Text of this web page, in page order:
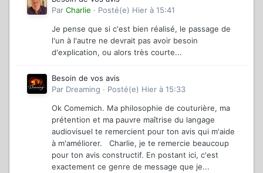
Par Charlie · Posté(e) Hier à 15:41
Je pense que si c'est bien réalisé, le passage de
l'un à l'autre ne devrait pas avoir besoin
d'explication, ou alors très courte...
Besoin de vos avis
Par Dreaming · Posté(e) Hier à 15:33
Ok Comemich. Ma philosophie de couturière, ma
prétention et ma pauvre maîtrise du langage
audiovisuel te remercient pour ton avis qui m'aide
à m'améliorer. Charlie, je te remercie beaucoup
pour ton avis constructif. En postant ici, c'est
exactement ce genre de message que je...